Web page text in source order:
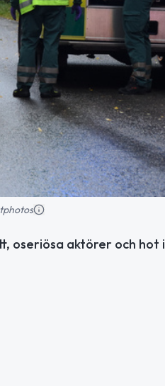
oseriösa aktörer och hot